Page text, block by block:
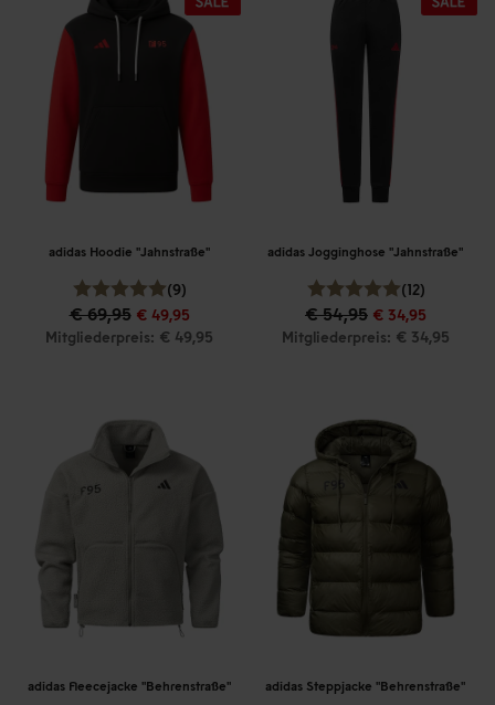
adidas Hoodie "Jahnstraße"
(9)
€ 69,95 € 49,95
Mitgliederpreis: € 49,95
adidas Jogginghose "Jahnstraße"
(12)
€ 54,95 € 34,95
Mitgliederpreis: € 34,95
adidas Fleecejacke "Behrenstraße" adidas Steppjacke "Behrenstraße"